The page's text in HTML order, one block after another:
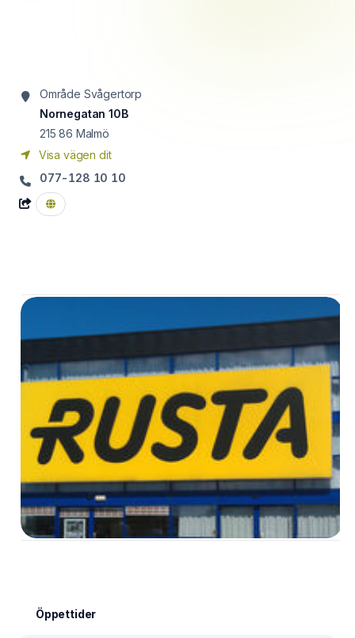
Område Svågertorp
Nornegatan 10B
215 86 Malmö
Visa vägen dit
077-128 10 10
Öppettider